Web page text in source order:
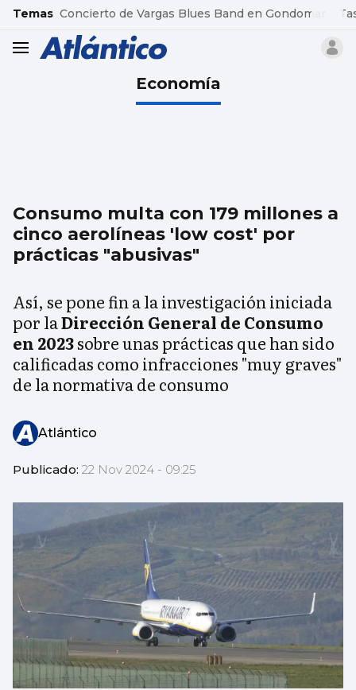
common.go-to-content
Temas Concierto de Vargas Blues Band en Gondomar
header.menu.open
Economía
Consumo multa con 179 millones a
cinco aerolíneas 'low cost' por
prácticas "abusivas"
Así, se pone fin a la investigación iniciada
por laDirección General de Consumo
en 2023sobre unas prácticas que han sido
calificadas como infracciones "muy graves"
de la normativa de consumo
Atlántico
Publicado: 22 Nov 2024 - 09:25